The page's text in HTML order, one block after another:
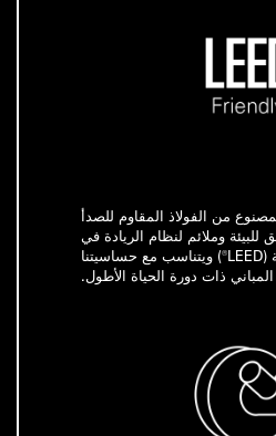
من الفولاذ المقاوم للصدأ
بأنه صديق للبيئة وملائم لنظام الريادة في
تصميمات الطاقة والبيئة (LEED®) ويتناسب مع حساسيتنا
ذات دورة الحياة الأطول.